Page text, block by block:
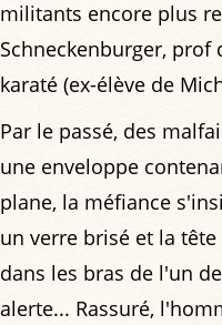
militants encore plus
Schneckenburger,
karaté (ex-élève de
Par le passé, des
une enveloppe
plane, la méfiance
un verre brisé et la
dans les bras de l'un
alerte... Rassuré,